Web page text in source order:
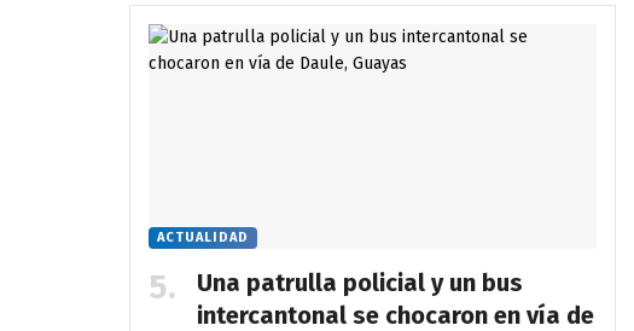
ACTUALIDAD
Una patrulla policial y un bus
intercantonal se chocaron en vía de